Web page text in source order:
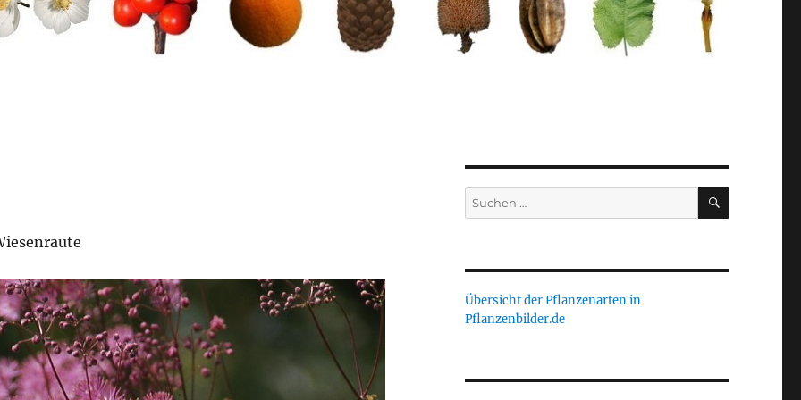
Suche
nach:
SUCHEN
Übersicht der Pflanzenarten in
Pflanzenbilder.de